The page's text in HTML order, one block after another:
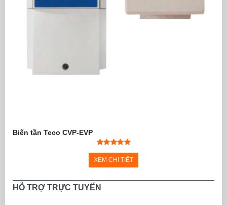
Biến tần Teco CVP-EVP
XEM CHI TIẾT
HỖ TRỢ TRỰC TUYẾN